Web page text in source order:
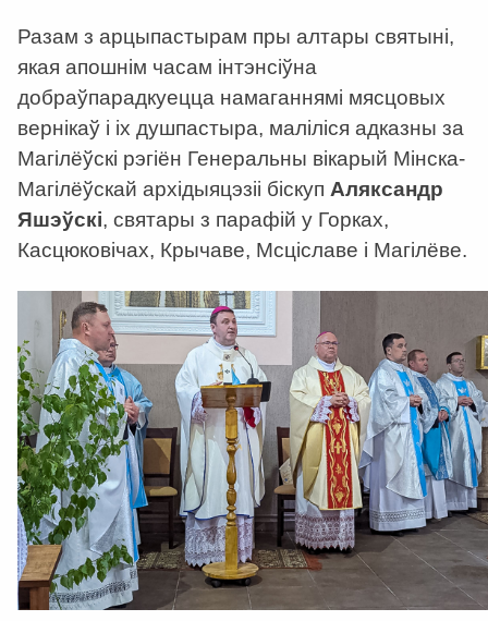
Разам з арцыпастырам пры алтары святыні,
якая апошнім часам інтэнсіўна
добраўпарадкуецца намаганнямі мясцовых
вернікаў і іх душпастыра, маліліся адказны за
Магілёўскі рэгіён Генеральны вікарый Мінска-
Магілёўскай архідыяцэзіі біскуп Аляксандр
Яшэўскі, святары з парафій у Горках,
Касцюковічах, Крычаве, Мсціславе і Магілёве.